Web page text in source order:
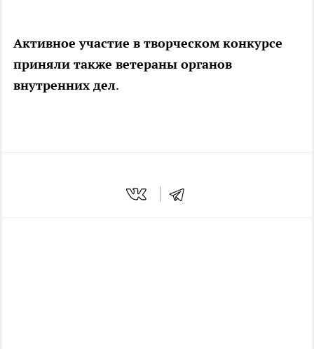
Активное участие в творческом конкурсе
приняли также ветераны органов
внутренних дел.